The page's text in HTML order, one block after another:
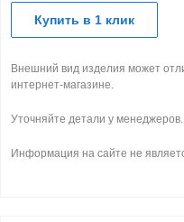
Купить в 1 клик
Внешний вид изделия может
интернет-магазине.
Уточняйте детали у менеджеров.
Информация на сайте не